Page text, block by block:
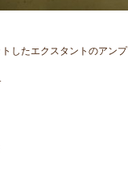
したエクスタントのアンプ